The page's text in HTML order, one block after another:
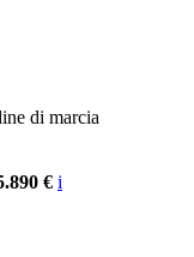
di marcia
€ i